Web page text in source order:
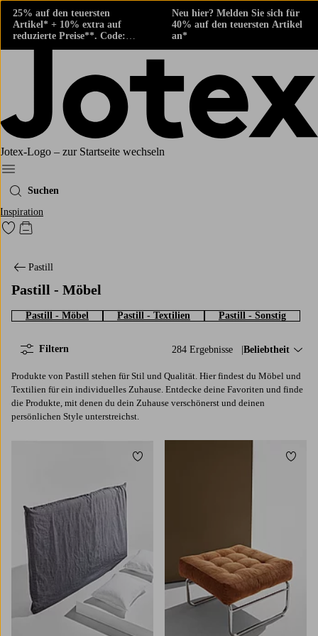
25% auf den teuersten
Artikel* + 10% extra auf
reduzierte Preise**. Code:
424882
Neu hier? Melden Sie sich für
40% auf den teuersten Artikel
an*
Jotex-Logo – zur Startseite wechseln
Ellos‘ Menü
Suchen
Inspiration
Zu den als Favoriten markierten Produkten gehen
Zum Warenkorb
Pastill
Pastill - Möbel
Pastill - Möbel Pastill - Textilien Pastill - Sonstig
284 Ergebnisse Sortieren nach:
Beliebtheit
Filtern
Produkte von Pastill stehen für Stil und Qualität. Hier findest du Möbel und
Textilien für ein individuelles Zuhause. Entdecke deine Favoriten und finde
die Produkte, mit denen du dein Zuhause verschönerst und deinen
persönlichen Style unterstreichst.
Zu Favoriten hinzufügen Zu